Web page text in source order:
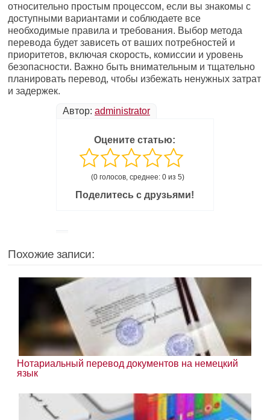
относительно простым процессом, если вы знакомы с
доступными вариантами и соблюдаете все
необходимые правила и требования. Выбор метода
перевода будет зависеть от ваших потребностей и
приоритетов, включая скорость, комиссии и уровень
безопасности. Важно быть внимательным и тщательно
планировать перевод, чтобы избежать ненужных затрат
и задержек.
Автор: administrator
Оцените статью:
(0 голосов, среднее: 0 из 5)
Поделитесь с друзьями!
Похожие записи:
Нотариальный перевод документов на немецкий
язык